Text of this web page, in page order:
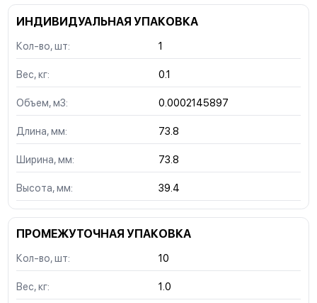
ИНДИВИДУАЛЬНАЯ УПАКОВКА
Кол-во, шт: 1
Вес, кг: 0.1
Объем, м3: 0.0002145897
Длина, мм: 73.8
Ширина, мм: 73.8
Высота, мм: 39.4
ПРОМЕЖУТОЧНАЯ УПАКОВКА
Кол-во, шт: 10
Вес, кг: 1.0